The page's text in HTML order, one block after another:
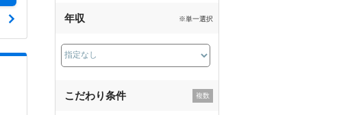
薬局・
年収 ※単一選択
こだわり条件